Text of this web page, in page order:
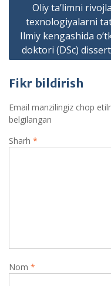
Oliy ta’limni
texnologiyalarni
Ilmiy kengashida
doktori (DSc)
Fikr bildirish
Email manzilingiz chop
belgilangan
Sharh *
Nom *